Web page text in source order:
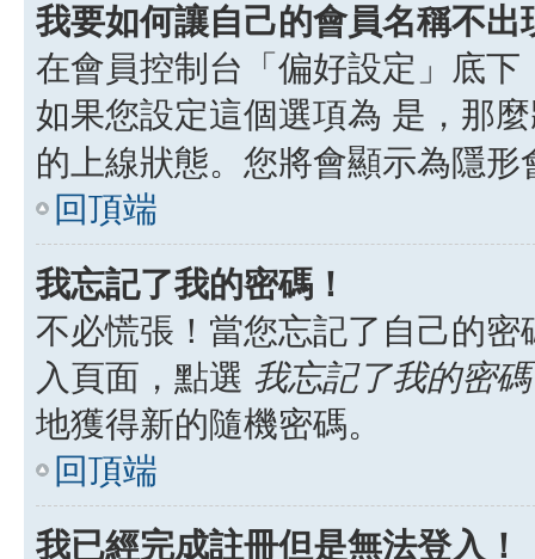
我要如何讓自己的會員名稱不
在會員控制台「偏好設定」底
如果您設定這個選項為 是 ，那
的上線狀態。您將會顯示為隱形
回頂端
我忘記了我的密碼！
不必慌張！當您忘記了自己的
入頁面，點選 我忘記了我的密碼
地獲得新的隨機密碼。
回頂端
我已經完成註冊但是無法登入！